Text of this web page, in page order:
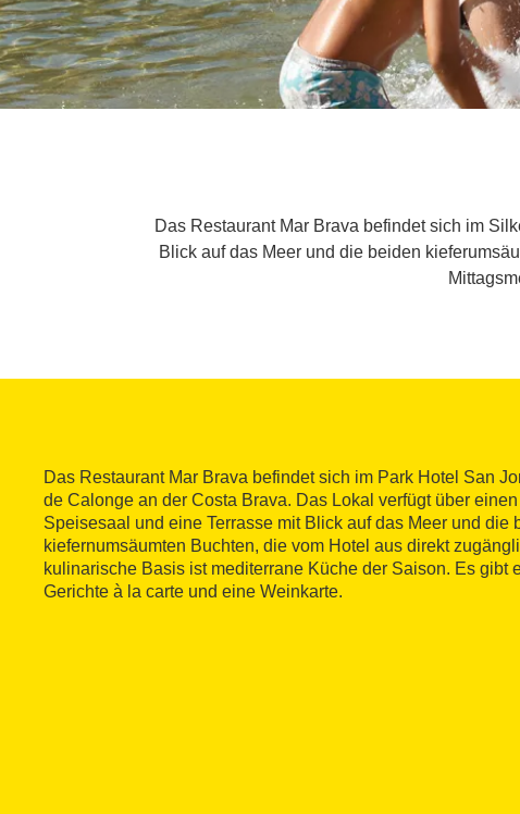
Das Restaurant Mar Brava befindet sich im
Blick auf das Meer und die beiden
Das Restaurant Mar Brava befindet sich im Park Hotel San
de Calonge an der Costa Brava. Das Lokal verfügt über
Speisesaal und eine Terrasse mit Blick auf das Meer und die
kiefernumsäumten Buchten, die vom Hotel aus direkt
kulinarische Basis ist mediterrane Küche der Saison. Es gibt
Gerichte à la carte und eine Weinkarte.